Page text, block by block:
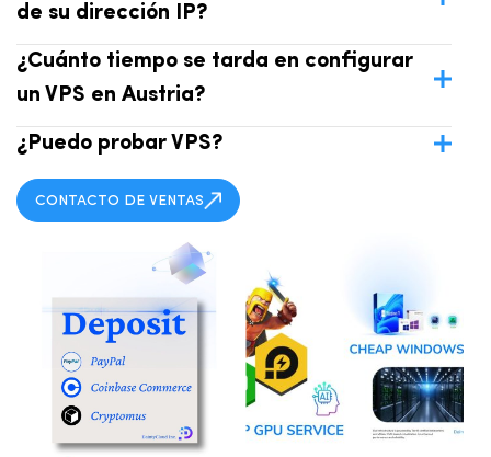
de su dirección IP?
¿Cuánto tiempo se tarda en configurar
un VPS en Austria?
¿Puedo probar VPS?
CONTACTO DE VENTAS